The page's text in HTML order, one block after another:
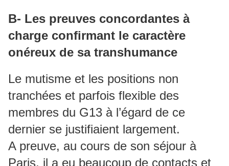
B- Les preuves concordantes à
charge confirmant le caractère
onéreux de sa transhumance
Le mutisme et les positions non
tranchées et parfois flexible des
membres du G13 à l’égard de ce
dernier se justifiaient largement.
A preuve, au cours de son séjour à
Paris, il a eu beaucoup de contacts et